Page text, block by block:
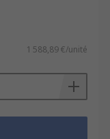
1 588,89 €/unité